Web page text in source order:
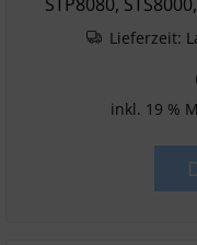
Lieferzeit:
inkl. 19 %